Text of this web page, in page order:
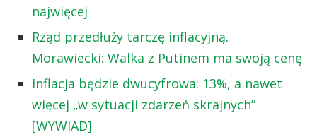
najwięcej
Rząd przedłuży tarczę inflacyjną.
Morawiecki: Walka z Putinem ma swoją cenę
Inflacja będzie dwucyfrowa: 13%, a nawet
więcej „w sytuacji zdarzeń skrajnych”
[WYWIAD]